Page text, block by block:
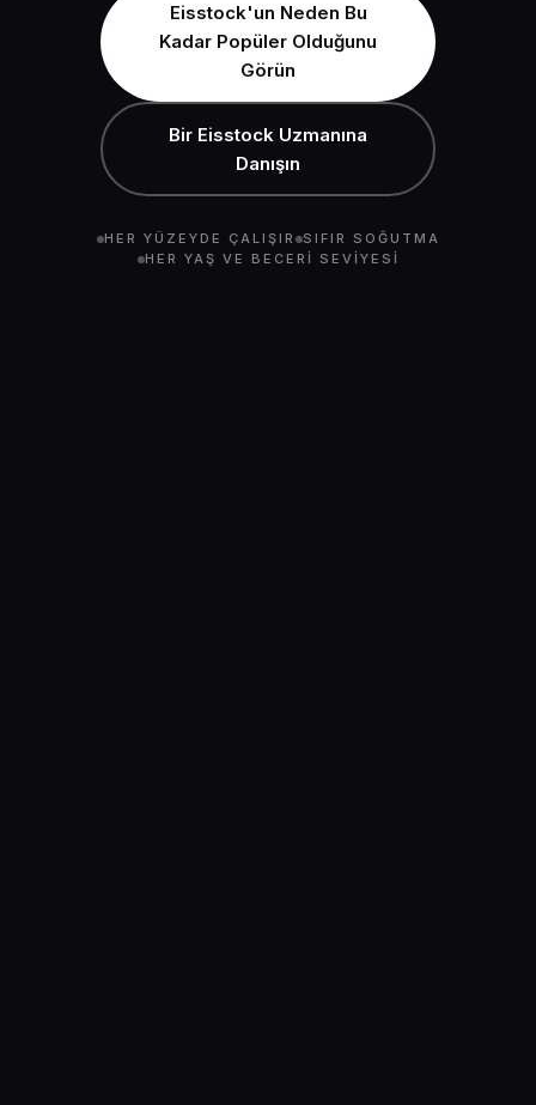
Eisstock'un Neden Bu
Kadar Popüler Olduğunu
Görün
Bir Eisstock Uzmanına
Danışın
HER YÜZEYDE ÇALIŞIR
SIFIR SOĞUTMA
HER YAŞ VE BECERI SEVIYESI